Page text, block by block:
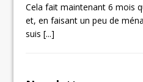
Cela fait maintenant 6 mois
et, en faisant un peu de
suis[...]